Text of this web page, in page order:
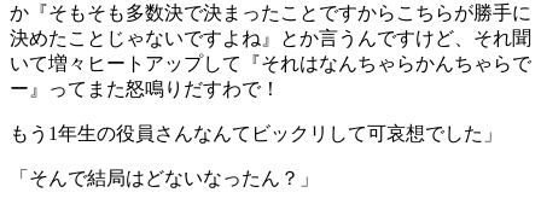
か『そもそも多数決で決まったことですからこちらが勝手に
決めたことじゃないですよね』とか言うんですけど、それ聞
いて増々ヒートアップして『それはなんちゃらかんちゃらで
ー』ってまた怒鳴りだすわで！
もう1年生の役員さんなんてビックリして可哀想でした」
「そんで結局はどないなったん？」